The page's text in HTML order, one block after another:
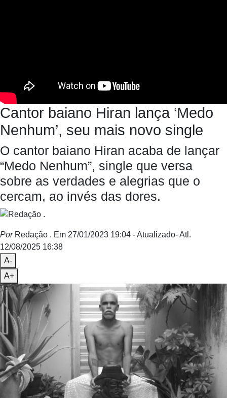
Cantor baiano Hiran lança ‘Medo
Nenhum’, seu mais novo single
O cantor baiano Hiran acaba de lançar
“Medo Nenhum”, single que versa
sobre as verdades e alegrias que o
cercam, ao invés das dores.
PorRedação . Em 27/01/2023 19:04 - Atualizado- Atl.
12/08/2025 16:38
A-
A+